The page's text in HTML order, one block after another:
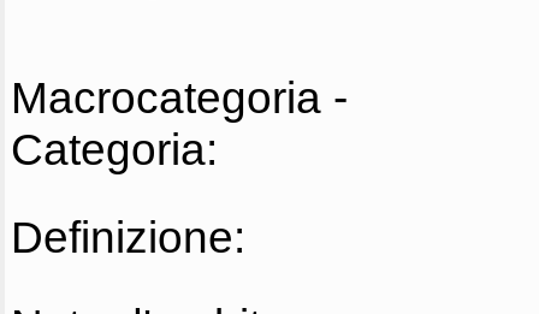
Macrocategoria -
Categoria:
Definizione: